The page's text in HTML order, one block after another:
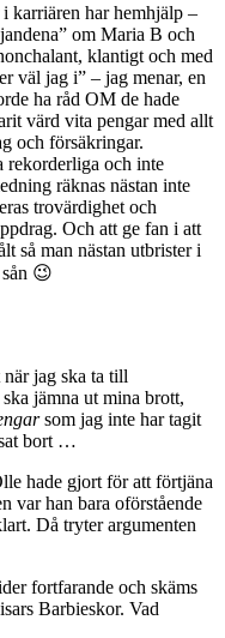
karriären har hemhjälp –
om Maria B och
klantigt och med
väl jag i” – jag menar, en
ha råd OM de hade
värd vita pengar med allt
och försäkringar.
rekorderliga och inte
räknas nästan inte
trovärdighet och
Och att ge fan i att
så man nästan utbrister i
😉
jag ska ta till
jämna ut mina brott,
som jag inte har tagit
bort …
hade gjort för att förtjäna
var han bara oförstående
Då tryter argumenten
fortfarande och skäms
Barbieskor. Vad